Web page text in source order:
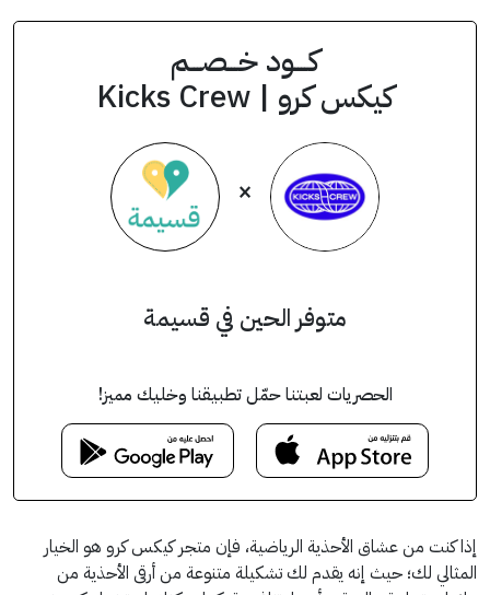
كــــود خـــصـــم
كيكس كرو | Kicks Crew
×
متوفر الحين في قسيمة
الحصريات لعبتنا حمّل تطبيقنا وخليك مميز!
إذا كنت من عشاق الأحذية الرياضية، فإن متجر كيكس كرو هو الخيار
المثالي لك؛ حيث إنه يقدم لك تشكيلة متنوعة من أرقى الأحذية من